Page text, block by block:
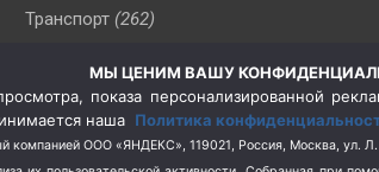
Транспорт (262)
(76)
Цены (2)
Школа и спорт (2)
МЫ ЦЕНИМ ВАШУ
показа персонализированной
наша Политика
компанией ООО «ЯНДЕКС», 119021, Россия, Москва,